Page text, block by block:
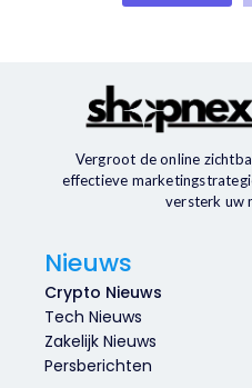
Vergroot de online
effectieve
versterk uw
Nieuws
Crypto Nieuws
Tech Nieuws
Zakelijk Nieuws
Persberichten